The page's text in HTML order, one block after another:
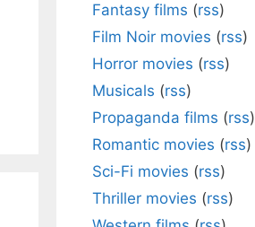
Fantasy films (rss)
Film Noir movies (rss)
Horror movies (rss)
Musicals (rss)
Propaganda films (rss)
Romantic movies (rss)
Sci-Fi movies (rss)
Thriller movies (rss)